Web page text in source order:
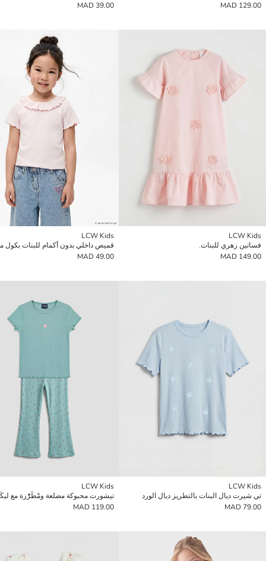
129.00 MAD
39.00 MAD
LCW Kids
فساتين زهري للبنات.
149.00 MAD
LCW Kids
49.00 MAD
LCW Kids
تي شيرت ديال البنات بالتطريز ديال الورد
79.00 MAD
LCW Kids
119.00 MAD